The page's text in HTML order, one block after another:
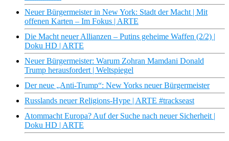
Neuer Bürgermeister in New York: Stadt der Macht | Mit
offenen Karten – Im Fokus | ARTE
Die Macht neuer Allianzen – Putins geheime Waffen (2/2) |
Doku HD | ARTE
Neuer Bürgermeister: Warum Zohran Mamdani Donald
Trump herausfordert | Weltspiegel
Der neue „Anti-Trump“: New Yorks neuer Bürgermeister
Russlands neuer Religions-Hype | ARTE #trackseast
Atommacht Europa? Auf der Suche nach neuer Sicherheit |
Doku HD | ARTE